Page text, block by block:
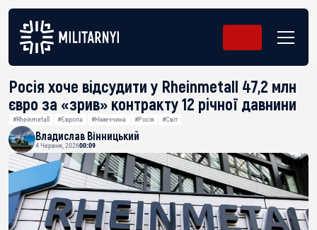
Росія хоче відсудити у Rheinmetall 47,2 млн
євро за «зрив» контракту 12 річної давнини
#Rheinmetall #Європа #Німеччина #Росія #Світ
Владислав Вінницький
4 Червня, 202600:09